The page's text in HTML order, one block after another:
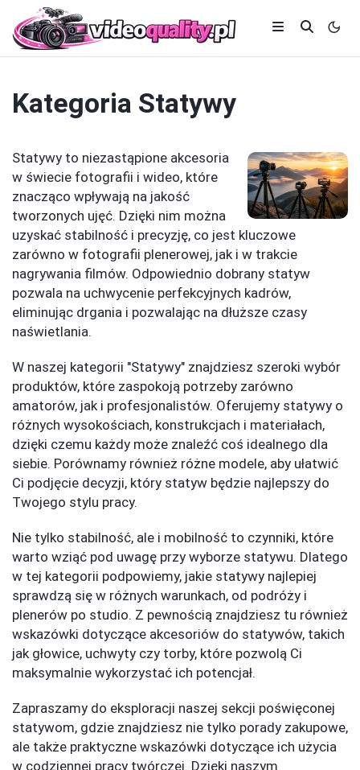
Kategoria Statywy
Statywy to niezastąpione akcesoria
w świecie fotografii i wideo, które
znacząco wpływają na jakość
tworzonych ujęć. Dzięki nim można
uzyskać stabilność i precyzję, co jest kluczowe
zarówno w fotografii plenerowej, jak i w trakcie
nagrywania filmów. Odpowiednio dobrany statyw
pozwala na uchwycenie perfekcyjnych kadrów,
eliminując drgania i pozwalając na dłuższe czasy
naświetlania.
W naszej kategorii "Statywy" znajdziesz szeroki wybór
produktów, które zaspokoją potrzeby zarówno
amatorów, jak i profesjonalistów. Oferujemy statywy o
różnych wysokościach, konstrukcjach i materiałach,
dzięki czemu każdy może znaleźć coś idealnego dla
siebie. Porównamy również różne modele, aby ułatwić
Ci podjęcie decyzji, który statyw będzie najlepszy do
Twojego stylu pracy.
Nie tylko stabilność, ale i mobilność to czynniki, które
warto wziąć pod uwagę przy wyborze statywu. Dlatego
w tej kategorii podpowiemy, jakie statywy najlepiej
sprawdzą się w różnych warunkach, od podróży i
plenerów po studio. Z pewnością znajdziesz tu również
wskazówki dotyczące akcesoriów do statywów, takich
jak głowice, uchwyty czy torby, które pozwolą Ci
maksymalnie wykorzystać ich potencjał.
Zapraszamy do eksploracji naszej sekcji poświęconej
statywom, gdzie znajdziesz nie tylko porady zakupowe,
ale także praktyczne wskazówki dotyczące ich użycia
w codziennej pracy twórczej. Dzięki naszym